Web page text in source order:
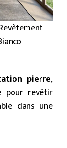
pierre,
pour revêtir
dans une